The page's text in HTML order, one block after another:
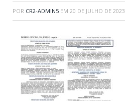
POR CR2-ADMIN5 EM 20 DE JULHO DE 2023